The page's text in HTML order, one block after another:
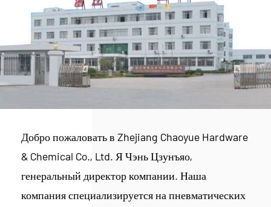
Добро пожаловать в Zhejiang Chaoyue Hardware
& Chemical Co., Ltd. Я Чэнь Цзунъяо,
генеральный директор компании. Наша
компания специализируется на пневматических